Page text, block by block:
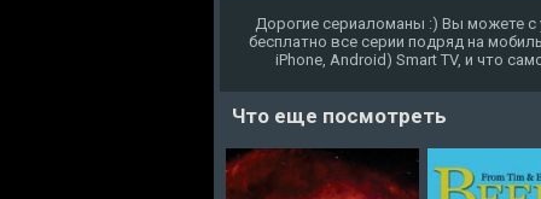
Дорогие сериаломаны :) Вы можете с
бесплатно все серии подряд на
iPhone, Android) Smart TV, и что
Что еще посмотреть